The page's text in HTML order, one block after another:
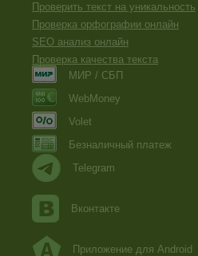
Проверить текст на уникальность
Проверка орфографии онлайн
SEO анализ онлайн
Проверка качества текста
МИР / СБП
WebMoney
Volet
Безналичный платеж
Telegram
Вконтакте
Приложение для Android